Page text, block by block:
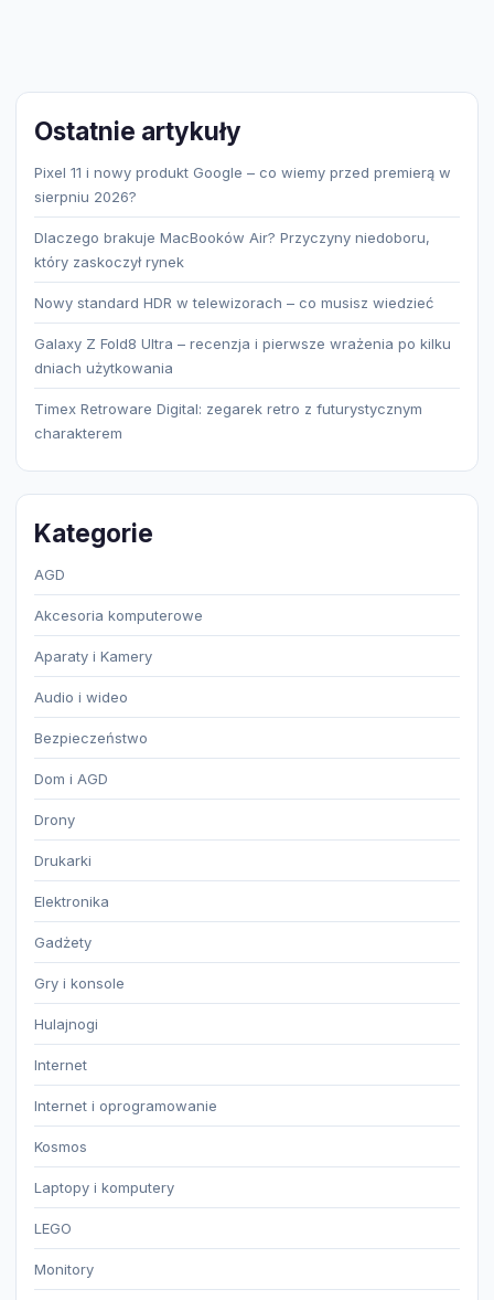
Ostatnie artykuły
Pixel 11 i nowy produkt Google – co wiemy przed premierą w
sierpniu 2026?
Dlaczego brakuje MacBooków Air? Przyczyny niedoboru,
który zaskoczył rynek
Nowy standard HDR w telewizorach – co musisz wiedzieć
Galaxy Z Fold8 Ultra – recenzja i pierwsze wrażenia po kilku
dniach użytkowania
Timex Retroware Digital: zegarek retro z futurystycznym
charakterem
Kategorie
AGD
Akcesoria komputerowe
Aparaty i Kamery
Audio i wideo
Bezpieczeństwo
Dom i AGD
Drony
Drukarki
Elektronika
Gadżety
Gry i konsole
Hulajnogi
Internet
Internet i oprogramowanie
Kosmos
Laptopy i komputery
LEGO
Monitory